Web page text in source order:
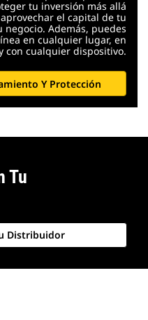
tu inversión más allá
el capital de tu
Además, puedes
en cualquier lugar, en
con cualquier dispositivo.
Y Protección
Tu
Distribuidor